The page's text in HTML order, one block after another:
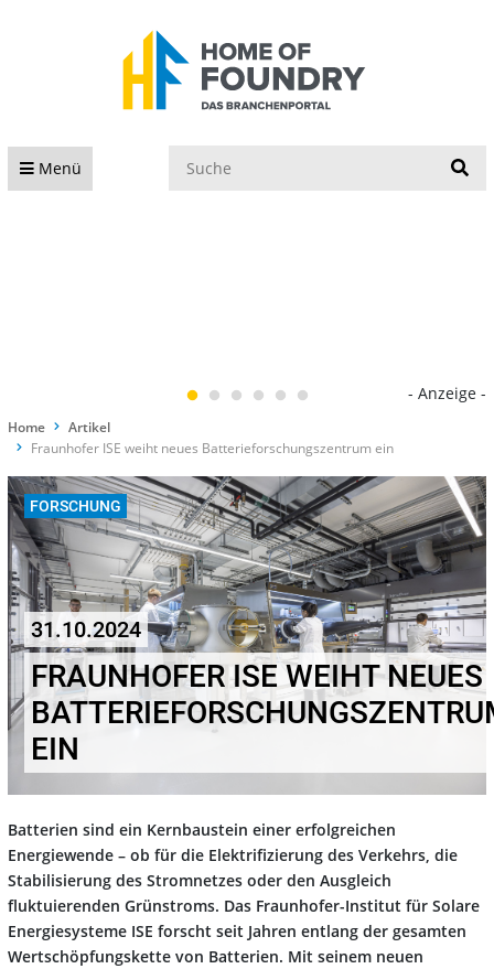
Menü
- Anzeige -
Home
Artikel
Fraunhofer ISE weiht neues Batterieforschungszentrum ein
FORSCHUNG
31.10.2024
FRAUNHOFER ISE WEIHT NEUES
EIN
Batterien sind ein Kernbaustein einer erfolgreichen
Energiewende – ob für die Elektrifizierung des Verkehrs, die
Stabilisierung des Stromnetzes oder den Ausgleich
fluktuierenden Grünstroms. Das Fraunhofer-Institut für Solare
Energiesysteme ISE forscht seit Jahren entlang der gesamten
Wertschöpfungskette von Batterien. Mit seinem neuen